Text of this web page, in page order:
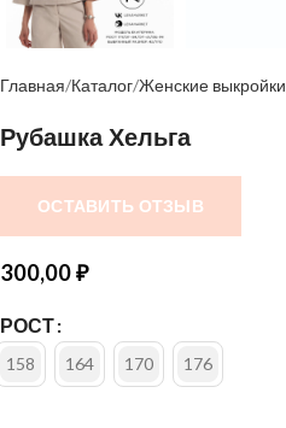
Главная Каталог Женские выкройки
Рубашка Хельга
ОСТАВИТЬ ОТЗЫВ
300,00₽
РОСТ
158 164 170 176